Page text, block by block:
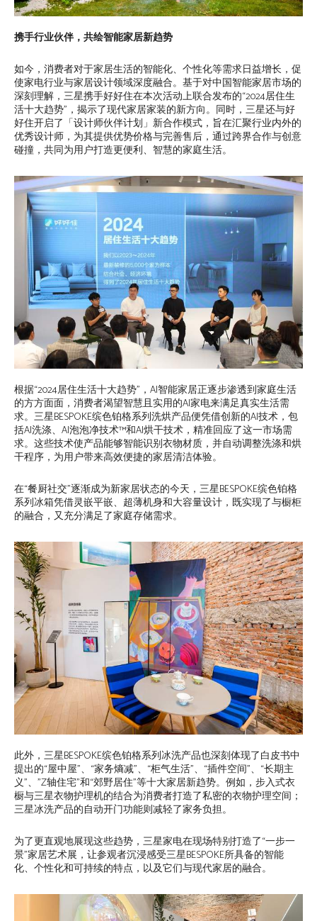
携手行业伙伴，共绘智能家居新趋势
如今，消费者对于家居生活的智能化、个性化等需求日益增长，促
使家电行业与家居设计领域深度融合。基于对中国智能家居市场的
深刻理解，三星携手好好住在本次活动上联合发布的“2024居住生
活十大趋势”，揭示了现代家居家装的新方向。同时，三星还与好
好住开启了「设计师伙伴计划」新合作模式，旨在汇聚行业内外的
优秀设计师，为其提供优势价格与完善售后，通过跨界合作与创意
碰撞，共同为用户打造更便利、智慧的家庭生活。
根据“2024居住生活十大趋势”，AI智能家居正逐步渗透到家庭生活
的方方面面，消费者渴望智慧且实用的AI家电来满足真实生活需
求。三星BESPOKE缤色铂格系列洗烘产品便凭借创新的AI技术，包
括AI洗涤、AI泡泡净技术™和AI烘干技术，精准回应了这一市场需
求。这些技术使产品能够智能识别衣物材质，并自动调整洗涤和烘
干程序，为用户带来高效便捷的家居清洁体验。
在“餐厨社交”逐渐成为新家居状态的今天，三星BESPOKE缤色铂格
系列冰箱凭借灵嵌平嵌、超薄机身和大容量设计，既实现了与橱柜
的融合，又充分满足了家庭存储需求。
此外，三星BESPOKE缤色铂格系列冰洗产品也深刻体现了白皮书中
提出的“屋中屋”、“家务熵减”、“柜气生活”、“插件空间”、“长期主
义”、”Z轴住宅”和“郊野居住”等十大家居新趋势。例如，步入式衣
橱与三星衣物护理机的结合为消费者打造了私密的衣物护理空间；
三星冰洗产品的自动开门功能则减轻了家务负担。
为了更直观地展现这些趋势，三星家电在现场特别打造了“一步一
景”家居艺术展，让参观者沉浸感受三星BESPOKE所具备的智能
化、个性化和可持续的特点，以及它们与现代家居的融合。